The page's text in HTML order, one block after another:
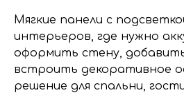
Мягкие панели с
интерьеров, где нужно
оформить стену,
встроить декоративное
решение для спальни,